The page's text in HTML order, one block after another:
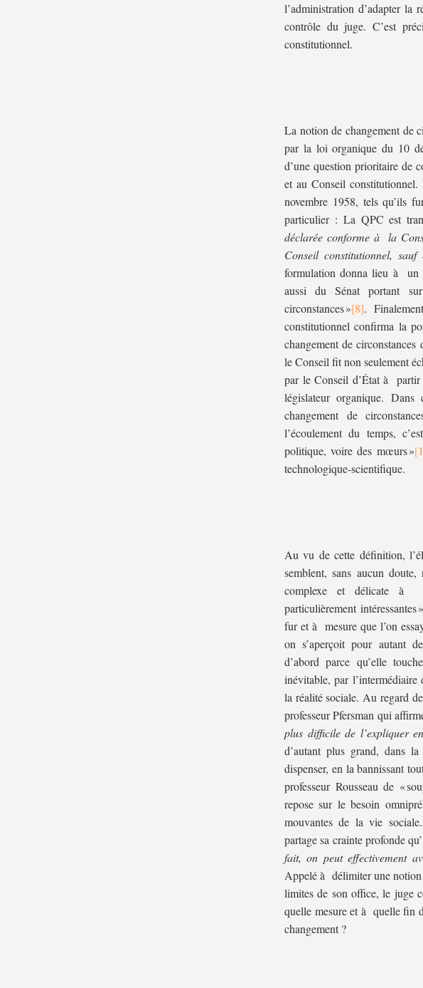
l’administration d’adapter
contrôle du juge. C’est
constitutionnel.
La notion de changement de
par la loi organique du 10
d’une question prioritaire de
et au Conseil
novembre 1958, tels qu’ils
particulier : La QPC est
déclarée conforme à la
Conseil constitutionnel, sauf
formulation donna lieu à un
aussi du Sénat portant
circonstances »
.
constitutionnel confirma la
changement de circonstances
le Conseil fit non seulement
par le Conseil d’État à partir
législateur organique.
changement de
l’écoulement du temps,
politique, voire des mœurs »
technologique-scientifique.
Au vu de cette définition,
semblent, sans aucun doute,
complexe et délicate à
particulièrement intéressantes »
fur et à mesure que l’on
on s’aperçoit pour autant
d’abord parce qu’elle
inévitable, par
la réalité sociale. Au regard
professeur Pfersman qui
plus difficile de l’expliquer
d’autant plus grand, dans
dispenser, en la bannissant
professeur Rousseau de «
repose sur le besoin
mouvantes de la vie
partage sa crainte profonde qu’
fait, on peut effectivement
Appelé à délimiter une notion
limites de son office, le juge
quelle mesure et à quelle fin
changement ?